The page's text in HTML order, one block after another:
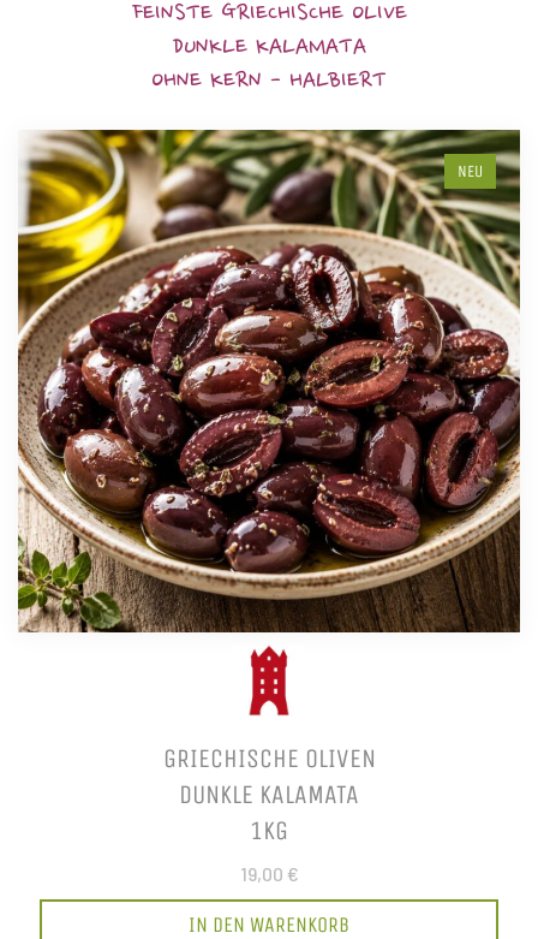
FEINSTE GRIECHISCHE OLIVE
DUNKLE KALAMATA
OHNE KERN - HALBIERT
NEU
GRIECHISCHE OLIVEN
DUNKLE KALAMATA
1KG
19,00 €
IN DEN WARENKORB